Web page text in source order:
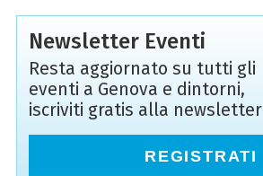
Newsletter Eventi
Resta aggiornato su tutti gli
eventi a Genova e dintorni,
iscriviti gratis alla newsletter
REGISTRATI